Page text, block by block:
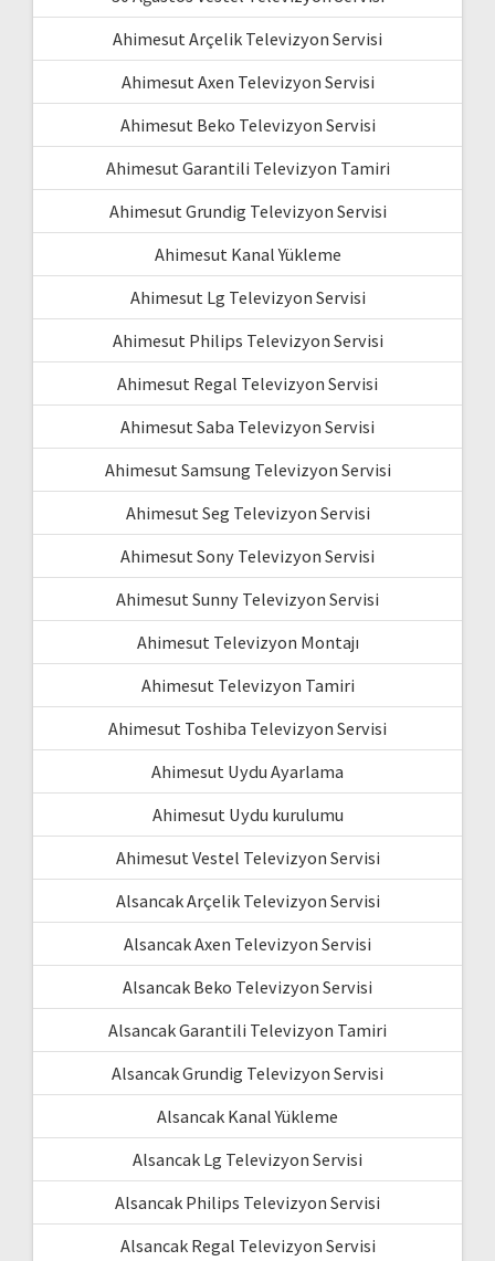
Ahimesut Arçelik Televizyon Servisi
Ahimesut Axen Televizyon Servisi
Ahimesut Beko Televizyon Servisi
Ahimesut Garantili Televizyon Tamiri
Ahimesut Grundig Televizyon Servisi
Ahimesut Kanal Yükleme
Ahimesut Lg Televizyon Servisi
Ahimesut Philips Televizyon Servisi
Ahimesut Regal Televizyon Servisi
Ahimesut Saba Televizyon Servisi
Ahimesut Samsung Televizyon Servisi
Ahimesut Seg Televizyon Servisi
Ahimesut Sony Televizyon Servisi
Ahimesut Sunny Televizyon Servisi
Ahimesut Televizyon Montajı
Ahimesut Televizyon Tamiri
Ahimesut Toshiba Televizyon Servisi
Ahimesut Uydu Ayarlama
Ahimesut Uydu kurulumu
Ahimesut Vestel Televizyon Servisi
Alsancak Arçelik Televizyon Servisi
Alsancak Axen Televizyon Servisi
Alsancak Beko Televizyon Servisi
Alsancak Garantili Televizyon Tamiri
Alsancak Grundig Televizyon Servisi
Alsancak Kanal Yükleme
Alsancak Lg Televizyon Servisi
Alsancak Philips Televizyon Servisi
Alsancak Regal Televizyon Servisi